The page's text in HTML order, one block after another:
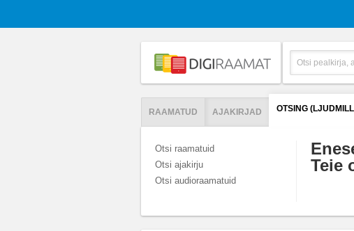
RAAMATUD AJAKIRJAD OTSING
Otsi raamatuid
Otsi ajakirju
Otsi audioraamatuid
Teie